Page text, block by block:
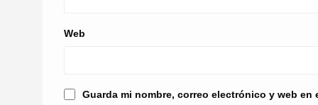
Web
Guarda mi nombre, correo electrónico y web